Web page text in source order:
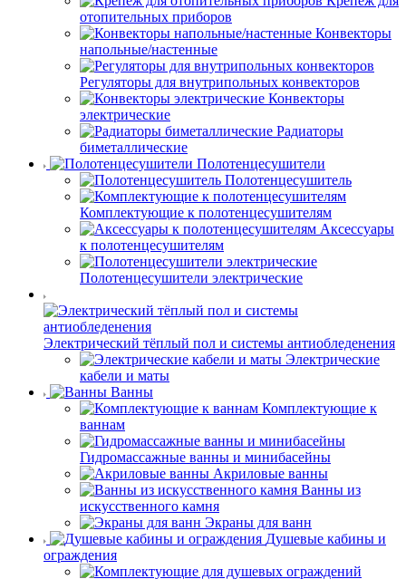
отопительных приборов
Конвекторы
напольные/настенные
Регуляторы для внутрипольных конвекторов
Конвекторы
электрические
Радиаторы
биметаллические
Полотенцесушители
Полотенцесушитель
Комплектующие к полотенцесушителям
Аксессуары
к полотенцесушителям
Полотенцесушители электрические
Электрический тёплый пол и системы антиобледенения
Электрические
кабели и маты
Ванны
Комплектующие к
ваннам
Гидромассажные ванны и минибасейны
Акриловые ванны
Ванны из
искусственного камня
Экраны для ванн
Душевые кабины и
ограждения